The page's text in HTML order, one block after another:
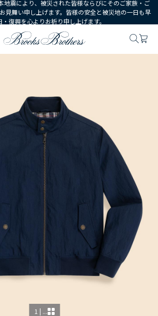
地震により、被災された皆様ならびにそのご家族・ご
見舞い申し上げます。皆様の安全と被災地の一日も早
・復興を心よりお祈り申し上げます。
ウェア アウターウェア コットン／ナイロン ボマ
1 | ...